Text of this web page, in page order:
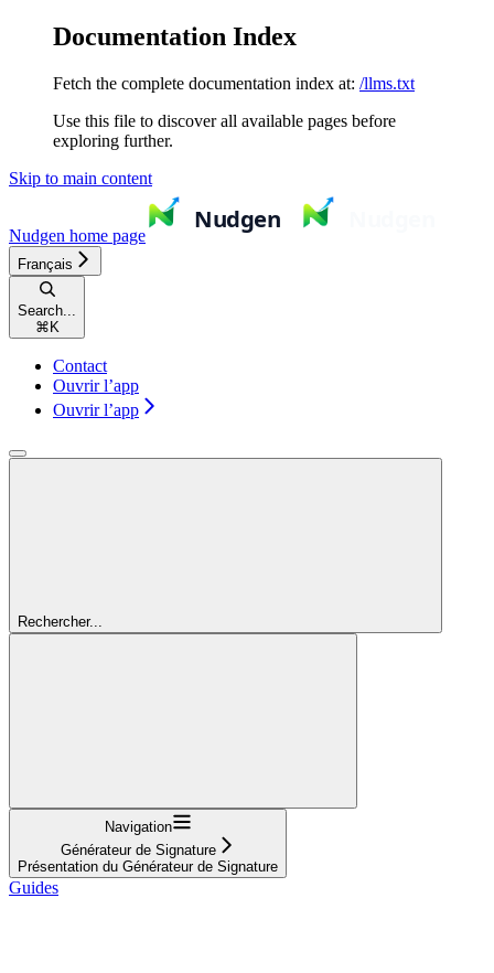
Documentation Index
Fetch the complete documentation index at: /llms.txt
Use this file to discover all available pages before
exploring further.
Skip to main content
Nudgen home page
Français
Search...
⌘ K
Contact
Ouvrir l’app
Ouvrir l’app
Rechercher...
Navigation
Générateur de Signature
Présentation du Générateur de Signature
Guides